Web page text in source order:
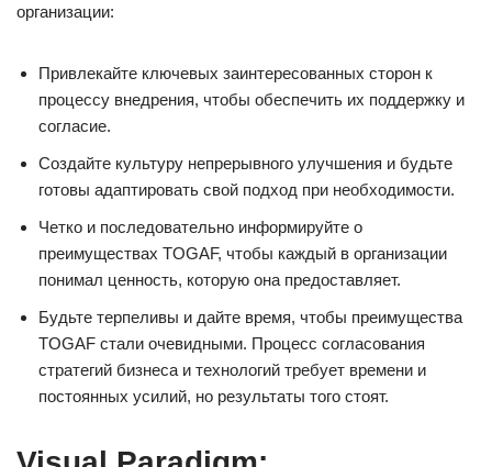
организации:
Привлекайте ключевых заинтересованных сторон к
процессу внедрения, чтобы обеспечить их поддержку и
согласие.
Создайте культуру непрерывного улучшения и будьте
готовы адаптировать свой подход при необходимости.
Четко и последовательно информируйте о
преимуществах TOGAF, чтобы каждый в организации
понимал ценность, которую она предоставляет.
Будьте терпеливы и дайте время, чтобы преимущества
TOGAF стали очевидными. Процесс согласования
стратегий бизнеса и технологий требует времени и
постоянных усилий, но результаты того стоят.